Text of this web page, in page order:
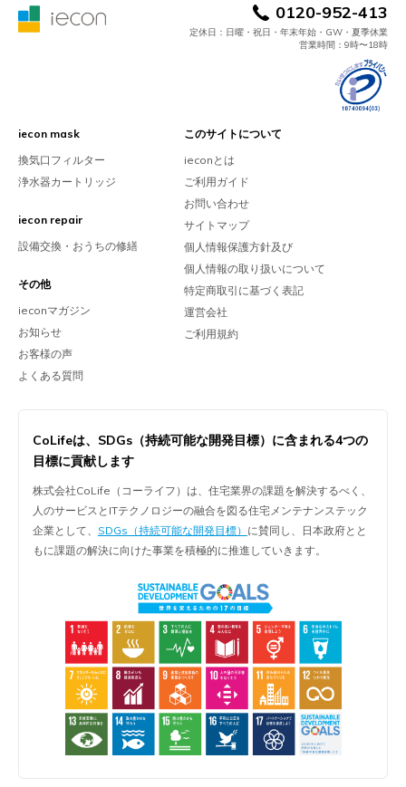
0120-952-413
定休日：日曜・祝日・年末年始・GW・夏季休業
営業時間：9時〜18時
iecon mask
換気口フィルター
浄水器カートリッジ
iecon repair
設備交換・おうちの修繕
その他
ieconマガジン
お知らせ
お客様の声
よくある質問
このサイトについて
ieconとは
ご利用ガイド
お問い合わせ
サイトマップ
個人情報保護方針及び
個人情報の取り扱いについて
特定商取引に基づく表記
運営会社
ご利用規約
CoLifeは、 SDGs（持続可能な開発目標）に含まれる4つの
目標に貢献します
株式会社CoLife（コーライフ）は、住宅業界の課題を解決するべく、
人のサービスとITテクノロジーの融合を図る住宅メンテナンステック
企業として、 SDGs（持続可能な開発目標） に賛同し、日本政府とと
もに課題の解決に向けた事業を積極的に推進していきます。